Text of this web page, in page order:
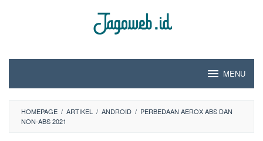
MENU
HOMEPAGE / ARTIKEL / ANDROID / PERBEDAAN AEROX ABS DAN
NON-ABS 2021